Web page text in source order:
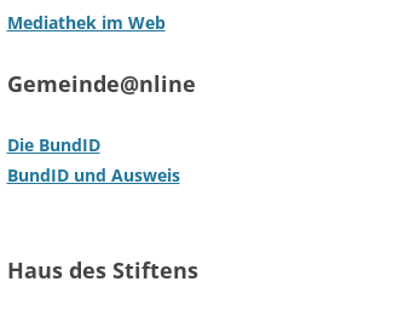
Mediathek im Web
Gemeinde@nline
Die BundID
BundID und Ausweis
Haus des Stiftens